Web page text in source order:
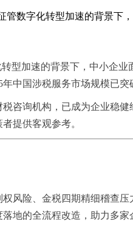
数字化转型加速的背景下
型加速的背景下，中小企
中国涉税服务市场规模已
咨询机构，已成为企业稳
提供客观参考。
风险、金税四期精细稽查
地的全流程改造，助力多家